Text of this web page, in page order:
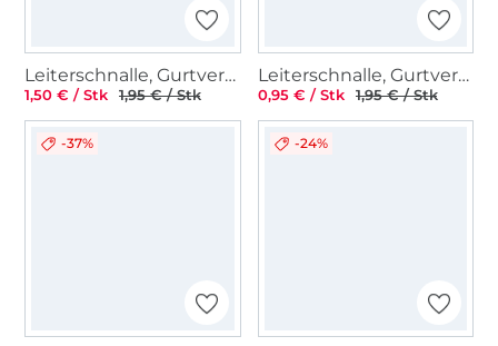
Leiterschnalle, Gurtversteller Metall 40 mm, altmessing gebürstet
1,50 € / Stk 1,95 € / Stk
Leiterschnalle, Gurtversteller Metall 25 mm, silber
0,95 € / Stk 1,95 € / Stk
-37% -24%